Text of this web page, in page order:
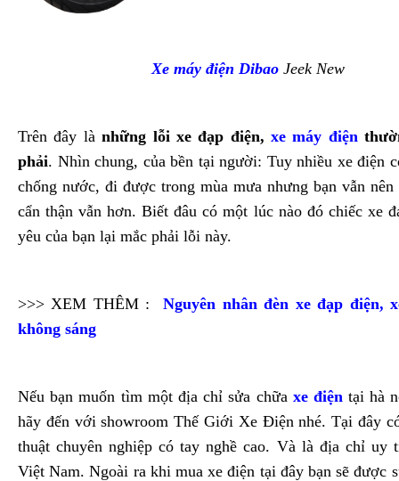
Xe máy điện DibaoJeek New
Trên đây lànhững lỗi xe đạp điện,xe máy điện
phải. Nhìn chung, của bền tại người: Tuy nhiều xe điện
chống nước, đi được trong mùa mưa nhưng bạn vẫn nên
cẩn thận vẫn hơn. Biết đâu có một lúc nào đó chiếc xe
yêu của bạn lại mắc phải lỗi này.
>>> XEM THÊM :Nguyên nhân đèn xe đạp điện,
không sáng
Nếu bạn muốn tìm một địa chỉ sửa chữa xe điện tại hà
hãy đến với showroom Thế Giới Xe Điện nhé. Tại đây
thuật chuyên nghiệp có tay nghề cao. Và là địa chỉ uy
Việt Nam. Ngoài ra khi mua xe điện tại đây bạn sẽ được